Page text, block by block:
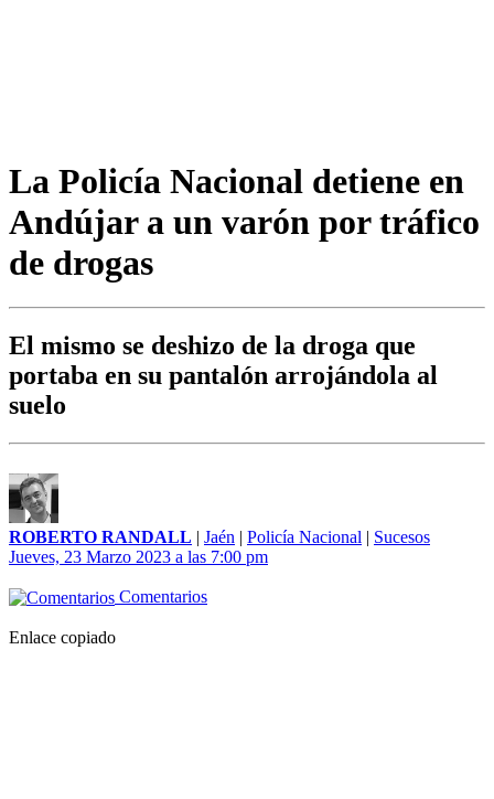
La Policía Nacional detiene en
Andújar a un varón por tráfico
de drogas
El mismo se deshizo de la droga que
portaba en su pantalón arrojándola al
suelo
ROBERTO RANDALL | Jaén | Policía Nacional | Sucesos
Jueves, 23 Marzo 2023 a las 7:00 pm
Comentarios
Enlace copiado